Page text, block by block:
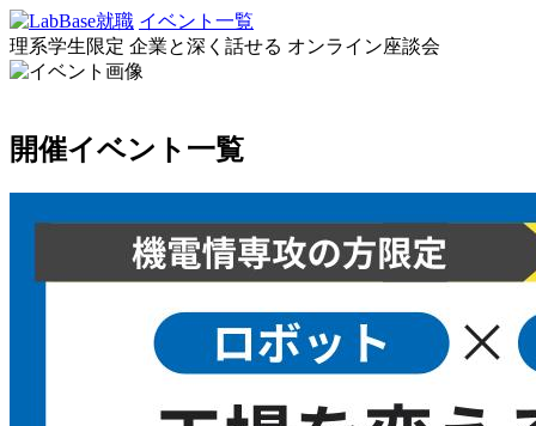
イベント一覧
理系学生限定 企業と深く話せる オンライン座談会
開催イベント一覧